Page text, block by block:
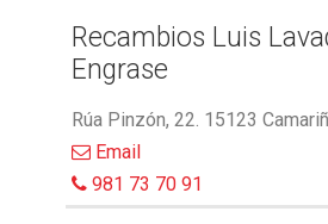
Recambios Luis
Engrase
Rúa Pinzón, 22. 15123
Email
981 73 70 91